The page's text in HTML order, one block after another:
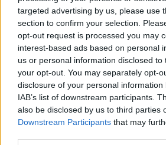
targeted advertising by us, please use
section to confirm your selection.
opt-out request is processed you may
interest-based ads based on personal
us or personal information disclosed
your opt-out. You may separately opt-
disclosure of your personal
IAB’s list of downstream participants.
also be disclosed by us to third parties
Downstream Participants that may
Ιωσηφίδου στα 100 μ. εμπ. καθώς
βελτιώνοντας το 13.86 που είχε
της.
Το ίδιο συνέβη και με την Σοφία
τερμάτισε δεύτερη σε 13.91.